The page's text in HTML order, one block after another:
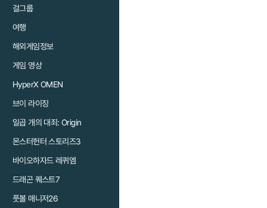
걸그룹
여행
해외게임정보
게임 영상
HyperX OMEN
브이 라이징
일곱 개의 대죄: Origin
몬스터헌터 스토리즈3
바이오하자드 레퀴엠
드래곤 퀘스트7
풋볼 매니저26